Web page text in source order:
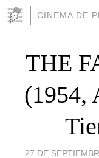
CINEMA DE
THE
(1954,
27 DE